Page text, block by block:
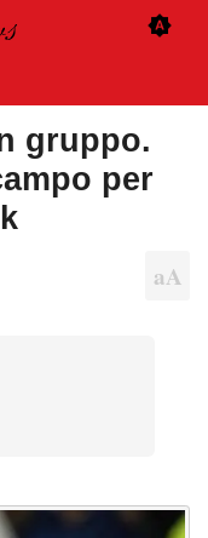
gruppo.
per